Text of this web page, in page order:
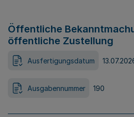
Öffentliche
öffentliche Zustellung
Ausfertigungsdatum
Ausgabennummer 190